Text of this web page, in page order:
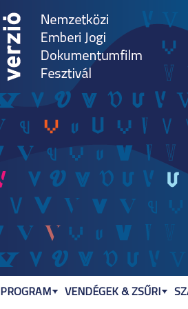
PROGRAM VENDÉGEK & ZSŰRI